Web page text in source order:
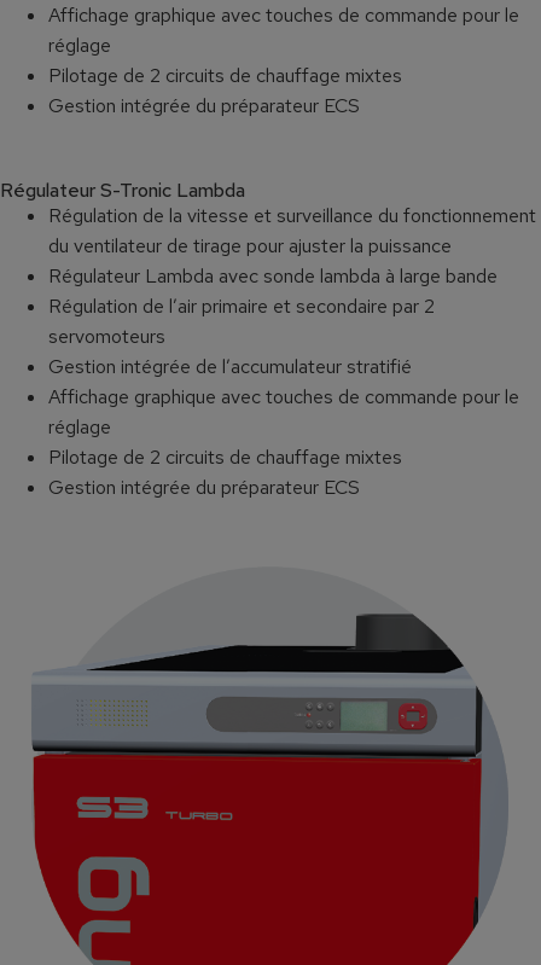
Affichage graphique avec touches de commande pour le
réglage
Pilotage de 2 circuits de chauffage mixtes
Gestion intégrée du préparateur ECS
Régulateur S-Tronic Lambda
Régulation de la vitesse et surveillance du fonctionnement
du ventilateur de tirage pour ajuster la puissance
Régulateur Lambda avec sonde lambda à large bande
Régulation de l’air primaire et secondaire par 2
servomoteurs
Gestion intégrée de l’accumulateur stratifié
Affichage graphique avec touches de commande pour le
réglage
Pilotage de 2 circuits de chauffage mixtes
Gestion intégrée du préparateur ECS